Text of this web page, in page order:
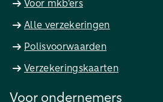
Voor mkb'ers
Alle verzekeringen
Polisvoorwaarden
Verzekeringskaarten
Voor ondernemers